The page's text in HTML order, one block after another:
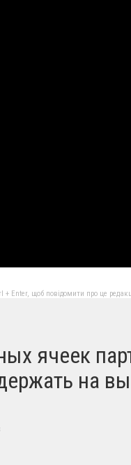
+ Enter, щоб повідомити про це
ячеек
на